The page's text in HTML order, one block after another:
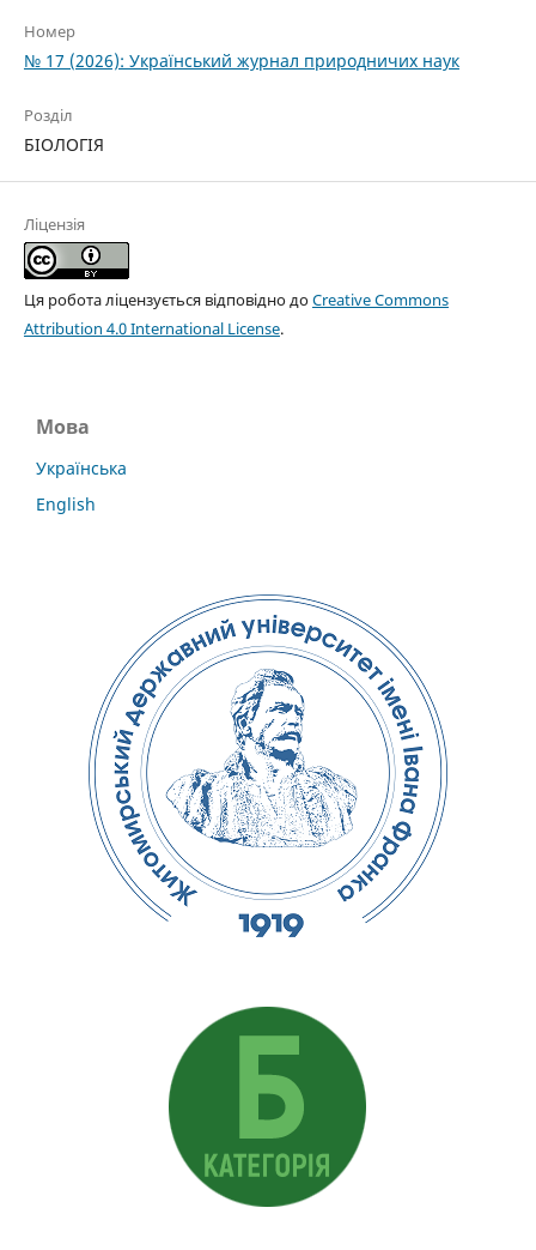
Номер
№ 17 (2026): Український журнал природничих наук
Розділ
БІОЛОГІЯ
Ліцензія
Ця робота ліцензується відповідно доCreative Commons
Attribution 4.0 International License.
Мова
Українська
English